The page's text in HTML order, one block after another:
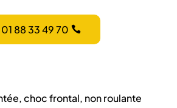
01 88 33 49 70
choc frontal, non roulante